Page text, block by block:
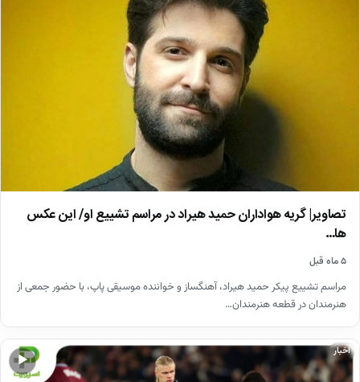
تصاویر| گریه هواداران حمید هیراد در مراسم تشییع او/ این عکس
ها…
۵ ماه قبل
مراسم تشییع پیکر حمید هیراد، آهنگساز و خواننده موسیقی پاپ، با حضور جمعی از
هنرمندان در قطعه هنرمندان…
▶
اخبار